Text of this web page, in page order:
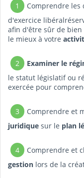
1
Comprendre les
d'exercice
afin d'être sûr de bien
le mieux à votre
2 Examiner le
le statut législatif ou
exercée pour
3 Comprendre et
juridique sur le plan
4 Comprendre et
gestion lors de la